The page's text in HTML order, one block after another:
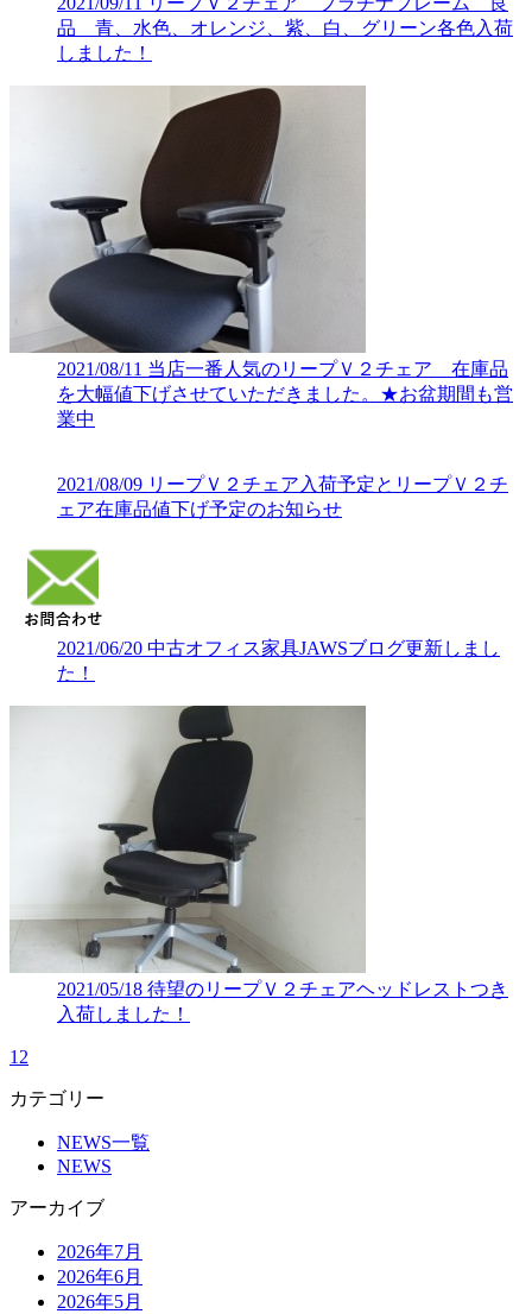
品 青、水色、オレンジ、紫、白、グリーン各色入荷
しました！
2021/08/11 当店一番人気のリープＶ２チェア 在庫品
を大幅値下げさせていただきました。★お盆期間も営
業中
2021/08/09 リープＶ２チェア入荷予定とリープＶ２チ
ェア在庫品値下げ予定のお知らせ
2021/06/20 中古オフィス家具JAWSブログ更新しまし
た！
2021/05/18 待望のリープＶ２チェアヘッドレストつき
入荷しました！
12
カテゴリー
NEWS一覧
NEWS
アーカイブ
2026年7月
2026年6月
2026年5月